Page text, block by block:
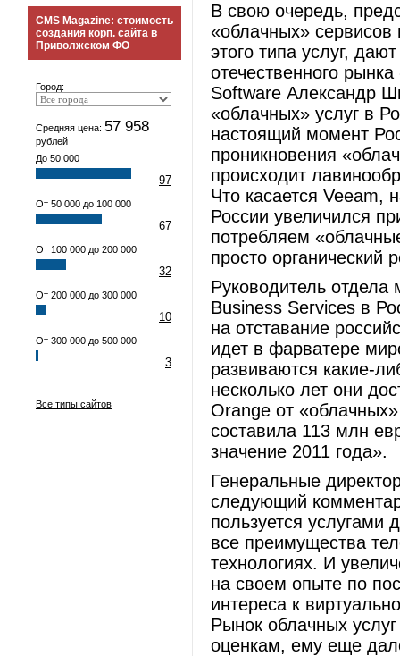
CMS Magazine: стоимость
создания корп. сайта в
Приволжском ФО
Город:
Средняя цена: 57 958
рублей
До 50 000
97
От 50 000 до 100 000
67
От 100 000 до 200 000
32
От 200 000 до 300 000
10
От 300 000 до 500 000
3
Все типы сайтов
В свою очередь,
«облачных» сервисов
этого типа услуг,
отечественного
Software Александр
«облачных» услуг в
настоящий момент
проникновения
происходит
Что касается Veeam,
России увеличился
потребляем
просто органический
Руководитель отдела
Business Services в
на отставание
идет в фарватере
развиваются какие-
несколько лет они
Orange от
составила 113 млн
значение 2011 года».
Генеральные
следующий
пользуется услугами
все преимущества
технологиях. И
на своем опыте по
интереса к
Рынок облачных
оценкам, ему еще